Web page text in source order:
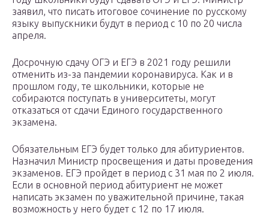
заявил, что писать итоговое сочинение по русскому
языку выпускники будут в период с 10 по 20 числа
апреля.
Досрочную сдачу ОГЭ и ЕГЭ в 2021 году решили
отменить из-за пандемии коронавируса. Как и в
прошлом году, те школьники, которые не
собираются поступать в университеты, могут
отказаться от сдачи Единого государственного
экзамена.
Обязательным ЕГЭ будет только для абитуриентов.
Назначил Министр просвещения и даты проведения
экзаменов. ЕГЭ пройдет в период с 31 мая по 2 июля.
Если в основной период абитуриент не может
написать экзамен по уважительной причине, такая
возможность у него будет с 12 по 17 июля.